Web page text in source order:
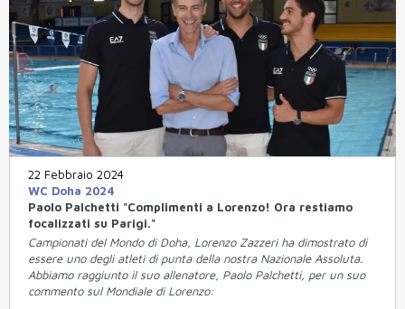
22 Febbraio 2024
WC Doha 2024
Paolo Palchetti "Complimenti a Lorenzo! Ora restiamo
focalizzati su Parigi."
Campionati del Mondo di Doha, Lorenzo Zazzeri ha dimostrato di
essere uno degli atleti di punta della nostra Nazionale Assoluta.
Abbiamo raggiunto il suo allenatore, Paolo Palchetti, per un suo
commento sul Mondiale di Lorenzo: